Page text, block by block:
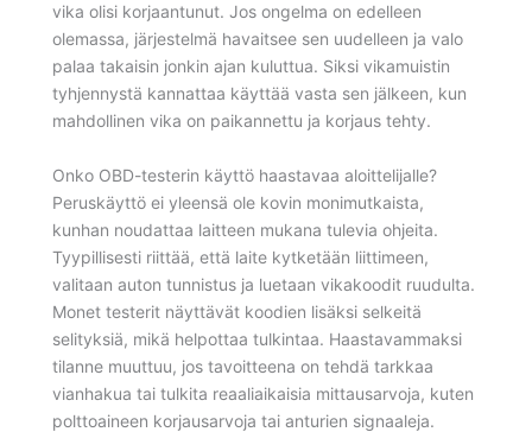
vika olisi korjaantunut. Jos ongelma on edelleen
olemassa, järjestelmä havaitsee sen uudelleen ja valo
palaa takaisin jonkin ajan kuluttua. Siksi vikamuistin
tyhjennystä kannattaa käyttää vasta sen jälkeen, kun
mahdollinen vika on paikannettu ja korjaus tehty.
Onko OBD-testerin käyttö haastavaa aloittelijalle?
Peruskäyttö ei yleensä ole kovin monimutkaista,
kunhan noudattaa laitteen mukana tulevia ohjeita.
Tyypillisesti riittää, että laite kytketään liittimeen,
valitaan auton tunnistus ja luetaan vikakoodit ruudulta.
Monet testerit näyttävät koodien lisäksi selkeitä
selityksiä, mikä helpottaa tulkintaa. Haastavammaksi
tilanne muuttuu, jos tavoitteena on tehdä tarkkaa
vianhakua tai tulkita reaaliaikaisia mittausarvoja, kuten
polttoaineen korjausarvoja tai anturien signaaleja.